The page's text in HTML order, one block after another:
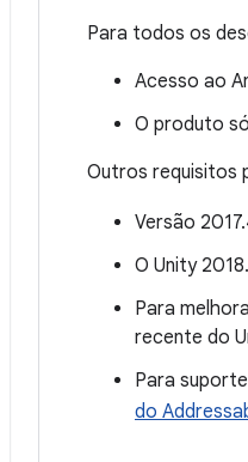
Para todos os
Acesso ao
O produto
Outros requisitos
Versão
O Unity
Para
recente do
Para
do